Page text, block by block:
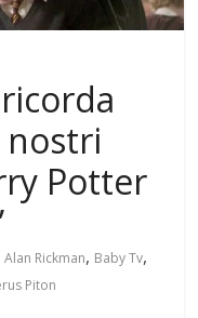
nostri
Potter
Alan Rickman, Baby Tv,
Piton